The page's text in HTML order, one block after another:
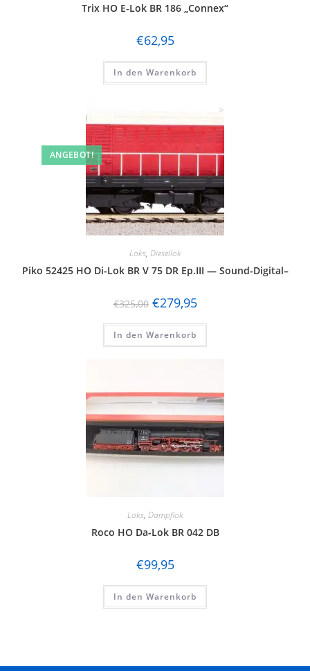
Trix HO E-Lok BR 186 „Connex“
€62,95
In den Warenkorb
ANGEBOT!
Loks, Diesellok
Piko 52425 HO Di-Lok BR V 75 DR Ep.III — Sound-Digital–
€325,00 €279,95
In den Warenkorb
Loks, Dampflok
Roco HO Da-Lok BR 042 DB
€99,95
In den Warenkorb